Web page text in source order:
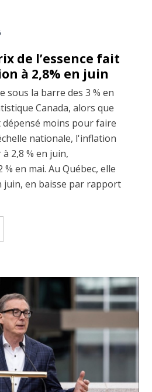
de l’essence fait
à 2,8% en juin
sous la barre des 3 % en
Canada, alors que
moins pour faire
nationale, l'inflation
2,8 % en juin,
en mai. Au Québec, elle
juin, en baisse par rapport